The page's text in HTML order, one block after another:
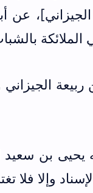
الجيزاني]،
الملائكة
الجيزاني
يحيى بن سعيد
وإلا فلا